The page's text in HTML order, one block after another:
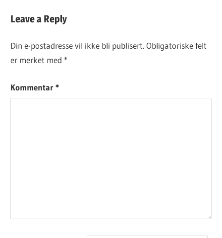
GRATISOPPSKRIFT
Leave a Reply
Din e-postadresse vil ikke bli publisert. Obligatoriske felt
er merket med *
Kommentar*